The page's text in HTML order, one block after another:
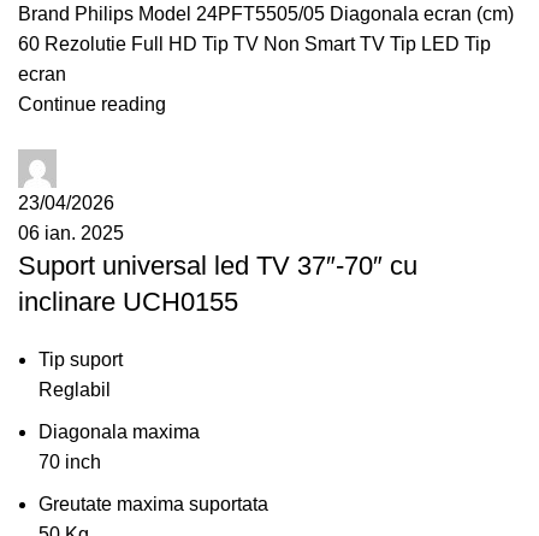
Brand Philips Model 24PFT5505/05 Diagonala ecran (cm)
60 Rezolutie Full HD Tip TV Non Smart TV Tip LED Tip
ecran
Continue reading
23/04/2026
06 ian. 2025
Suport universal led TV 37″-70″ cu
inclinare UCH0155
Tip suport
Reglabil
Diagonala maxima
70 inch
Greutate maxima suportata